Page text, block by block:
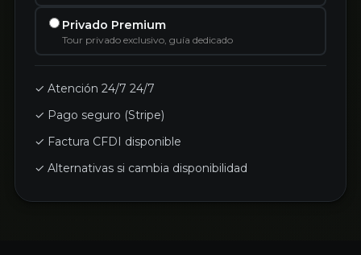
Privado Premium
Tour privado exclusivo, guía dedicado
✓ Atención 24/7 24/7
✓ Pago seguro (Stripe)
✓ Factura CFDI disponible
✓ Alternativas si cambia disponibilidad